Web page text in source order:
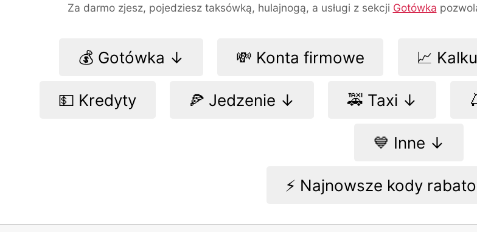
Za darmo zjesz, pojedziesz taksówką, hulajnogą, a usługi z sekcji Gotówka
💰 Gotówka ↓ 💸 Konta firmowe 📈
💵 Kredyty 🍕 Jedzenie ↓ 🚕 Taxi ↓
💙 Inne ↓
⚡️ Najnowsze kody